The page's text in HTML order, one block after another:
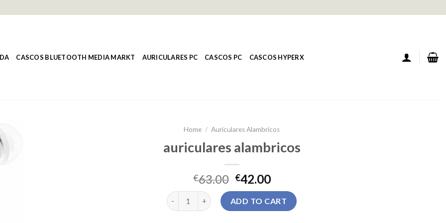
CASCOS BLUETOOTH MEDIA MARKT AURICULARES PC CASCOS PC CASCOS HYPERX
Home / Auriculares Alambricos
auriculares alambricos
€63.00 €42.00
auriculares alambricos quantity
ADD TO CART